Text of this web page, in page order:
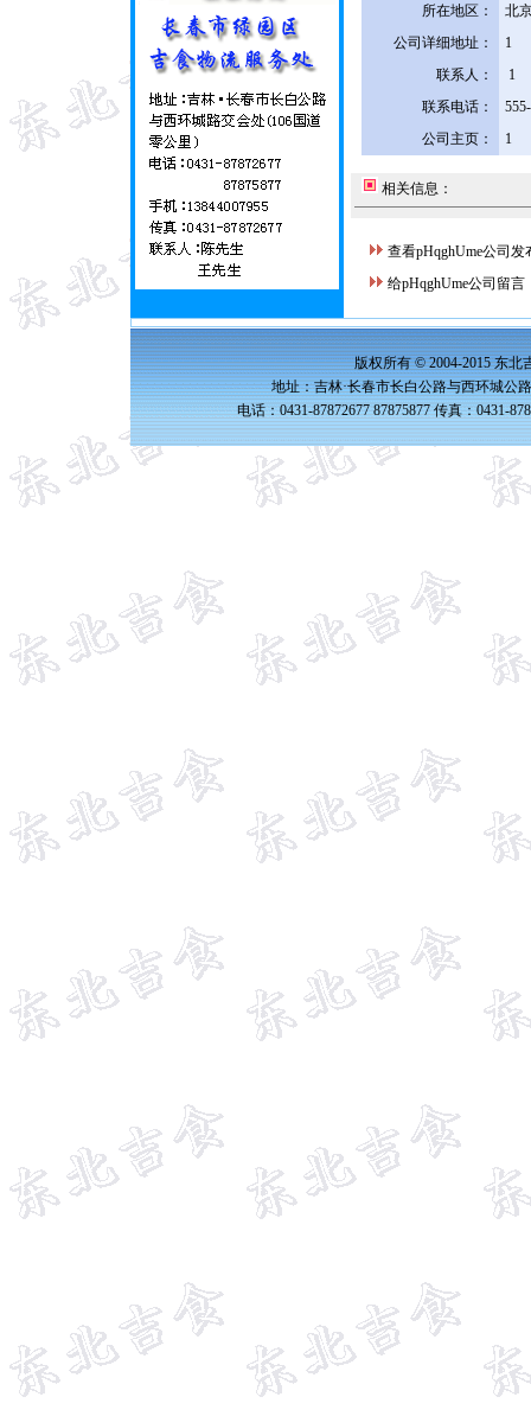
所在地区：
北
公司详细地址：
1
联系人：
1
联系电话：
公司主页：
1
相关信息：
查看pHqghUme公司发
给pHqghUme公司留言
版权所有 © 2004-2015 东北
地址：吉林·长春市长白公路与西环城公
电话：0431-87872677 87875877 传真：0431-